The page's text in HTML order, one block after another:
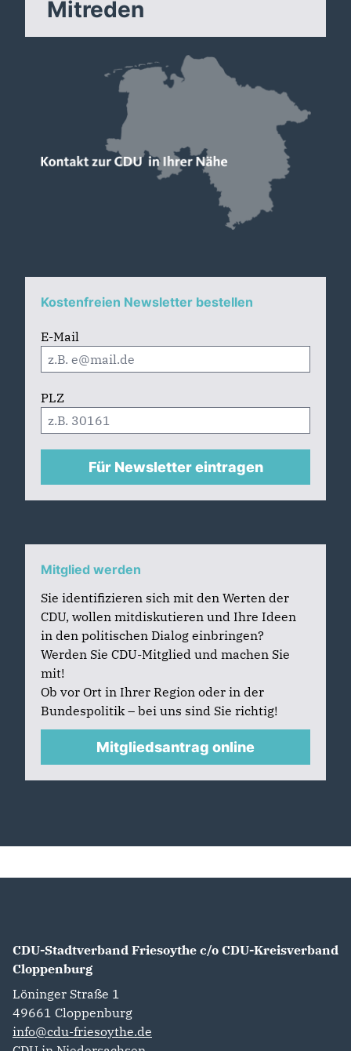
Mitreden
Kostenfreien Newsletter bestellen
E-Mail
PLZ
Für Newsletter eintragen
Mitglied werden
Sie identifizieren sich mit den Werten der
CDU, wollen mitdiskutieren und Ihre Ideen
in den politischen Dialog einbringen?
Werden Sie CDU-Mitglied und machen Sie
mit!
Ob vor Ort in Ihrer Region oder in der
Bundespolitik – bei uns sind Sie richtig!
Mitgliedsantrag online
CDU-Stadtverband Friesoythe c/o CDU-Kreisverband
Cloppenburg
Löninger Straße 1
49661 Cloppenburg
info@cdu-friesoythe.de